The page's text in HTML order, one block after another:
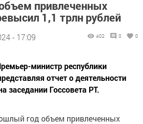
привлеченных
1,1 трлн рублей
- 17:09 402 0 0
министр республики
отчет о деятельности
заседании Госсовета РТ.
год объем привлеченных